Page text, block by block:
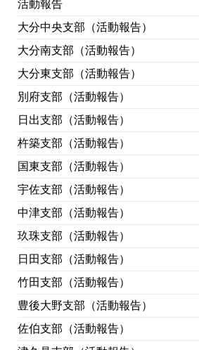
活動報告
大分中央支部（活動報告）
大分南支部（活動報告）
大分東支部（活動報告）
別府支部（活動報告）
日出支部（活動報告）
杵築支部（活動報告）
国東支部（活動報告）
宇佐支部（活動報告）
中津支部（活動報告）
玖珠支部（活動報告）
日田支部（活動報告）
竹田支部（活動報告）
豊後大野支部（活動報告）
佐伯支部（活動報告）